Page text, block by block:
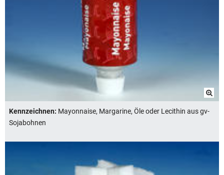
Kennzeichnen: Mayonnaise, Margarine, Öle oder Lecithin aus gv-
Sojabohnen